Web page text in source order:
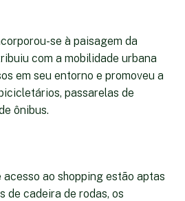
se à paisagem da
com a mobilidade urbana
em seu entorno e promoveu a
passarelas de
ônibus.
acesso ao shopping estão aptas
de cadeira de rodas, os